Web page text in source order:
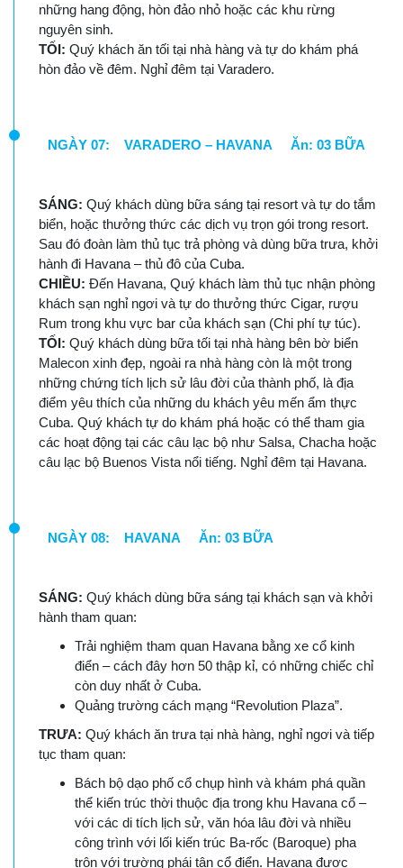
những hang động, hòn đảo nhỏ hoặc các khu rừng
nguyên sinh.
TỐI: Quý khách ăn tối tại nhà hàng và tự do khám phá
hòn đảo về đêm. Nghỉ đêm tại Varadero.
NGÀY 07: VARADERO – HAVANA Ăn: 03 BỮA
SÁNG: Quý khách dùng bữa sáng tại resort và tự do tắm
biển, hoặc thưởng thức các dịch vụ trọn gói trong resort.
Sau đó đoàn làm thủ tục trả phòng và dùng bữa trưa, khởi
hành đi Havana – thủ đô của Cuba.
CHIỀU: Đến Havana, Quý khách làm thủ tục nhận phòng
khách sạn nghỉ ngơi và tự do thưởng thức Cigar, rượu
Rum trong khu vực bar của khách sạn (Chi phí tự túc).
TỐI: Quý khách dùng bữa tối tại nhà hàng bên bờ biển
Malecon xinh đẹp, ngoài ra nhà hàng còn là một trong
những chứng tích lịch sử lâu đời của thành phố, là địa
điểm yêu thích của những du khách yêu mến ẩm thực
Cuba. Quý khách tự do khám phá hoặc có thể tham gia
các hoạt động tại các câu lạc bộ như Salsa, Chacha hoặc
câu lạc bộ Buenos Vista nổi tiếng. Nghỉ đêm tại Havana.
NGÀY 08: HAVANA Ăn: 03 BỮA
SÁNG: Quý khách dùng bữa sáng tại khách sạn và khởi
hành tham quan:
Trải nghiệm tham quan Havana bằng xe cổ kinh
điển – cách đây hơn 50 thập kỉ, có những chiếc chỉ
còn duy nhất ở Cuba.
Quảng trường cách mạng “Revolution Plaza”.
TRƯA: Quý khách ăn trưa tại nhà hàng, nghỉ ngơi và tiếp
tục tham quan:
Bách bộ dạo phố cổ chụp hình và khám phá quần
thể kiến trúc thời thuộc địa trong khu Havana cổ –
với các di tích lịch sử, văn hóa lâu đời và nhiều
công trình với lối kiến trúc Ba-rốc (Baroque) pha
trộn với trường phái tân cổ điển. Havana được